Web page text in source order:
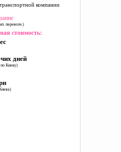
компании
перевозч.)
стоимость:
дней
по Киеву)